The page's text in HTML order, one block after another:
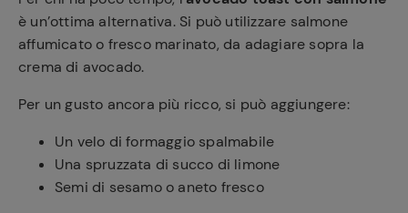
è un’ottima alternativa. Si può utilizzare salmone
affumicato o fresco marinato, da adagiare sopra la
crema di avocado.
Per un gusto ancora più ricco, si può aggiungere:
Un velo di formaggio spalmabile
Una spruzzata di succo di limone
Semi di sesamo o aneto fresco